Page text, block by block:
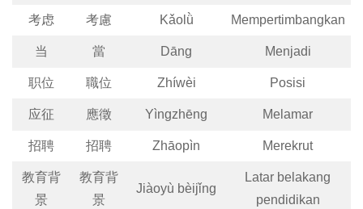
考虑 考慮 Kǎolǜ Mempertimbangkan
当 當 Dāng Menjadi
职位 職位 Zhíwèi Posisi
应征 應徵 Yìngzhēng Melamar
招聘 招聘 Zhāopìn Merekrut
教育背
景
教育背
景
Jiàoyù bèijǐng
Latar belakang
pendidikan